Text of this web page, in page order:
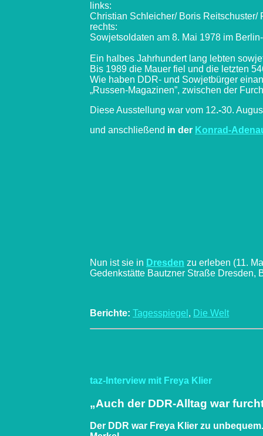
links:
Christian Schleicher/ Boris Reitschuster/
rechts:
Sowjetsoldaten am 8. Mai 1978 im
Ein halbes Jahrhundert lang lebten
Bis 1989 die Mauer fiel und die letzten
Wie haben DDR- und Sowjetbürger
„Russen-Magazinen”, zwischen der
Diese Ausstellung war vom 12.-30.
und anschließend in der Konrad-
Nun ist sie in Dresden zu erleben (11.
Gedenkstätte Bautzner Straße Dresden,
Berichte: Tagesspiegel , Die Welt
taz-Interview mit Freya Klier
„Auch der DDR-Alltag war
Der DDR war Freya Klier zu